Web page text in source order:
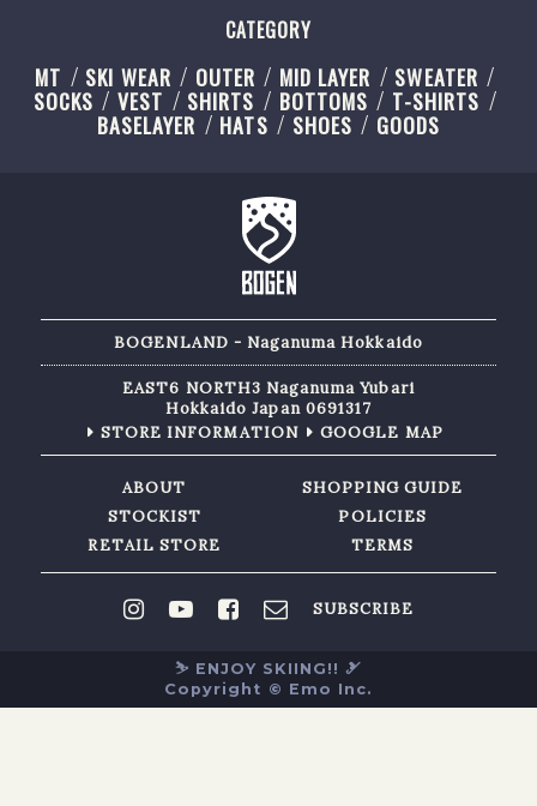
CATEGORY
MT SKI WEAR OUTER MID LAYER SWEATER
SOCKS VEST SHIRTS BOTTOMS T-SHIRTS
BASELAYER HATS SHOES GOODS
BOGENLAND - Naganuma Hokkaido
EAST6 NORTH3 Naganuma Yubari
Hokkaido Japan 0691317
STORE INFORMATION
GOOGLE MAP
ABOUT
STOCKIST
RETAIL STORE
SHOPPING GUIDE
POLICIES
TERMS
SUBSCRIBE
⛷ ENJOY SKIING!! 🎿
Copyright © Emo Inc.